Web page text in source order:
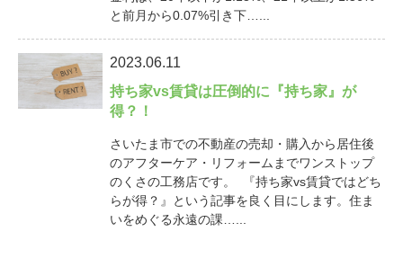
と前月から0.07%引き下…...
2023.06.11
持ち家vs賃貸は圧倒的に『持ち家』が
得？！
さいたま市での不動産の売却・購入から居住後
のアフターケア・リフォームまでワンストップ
のくさの工務店です。 『持ち家vs賃貸ではどち
らが得？』という記事を良く目にします。住ま
いをめぐる永遠の課…...